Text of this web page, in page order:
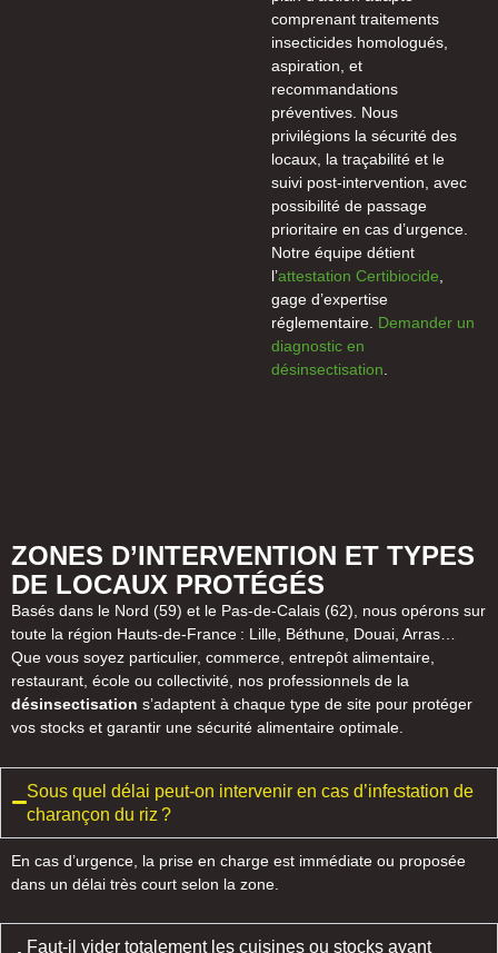
comprenant traitements
insecticides homologués,
aspiration, et
recommandations
préventives. Nous
privilégions la sécurité des
locaux, la traçabilité et le
suivi post-intervention, avec
possibilité de passage
prioritaire en cas d’urgence.
Notre équipe détient
l’attestation Certibiocide
gage d’expertise
réglementaire. Demander un
diagnostic en
désinsectisation
ZONES D’INTERVENTION ET TYPES
DE LOCAUX PROTÉGÉS
Basés dans le Nord (59) et le Pas-de-Calais (62), nous opérons sur
toute la région Hauts-de-France : Lille, Béthune, Douai, Arras…
Que vous soyez particulier, commerce, entrepôt alimentaire,
restaurant, école ou collectivité, nos professionnels de la
désinsectisation s’adaptent à chaque type de site pour protéger
vos stocks et garantir une sécurité alimentaire optimale.
Sous quel délai peut-on intervenir en cas d’infestation de
charançon du riz ?
En cas d’urgence, la prise en charge est immédiate ou proposée
dans un délai très court selon la zone.
Faut-il vider totalement les cuisines ou stocks avant